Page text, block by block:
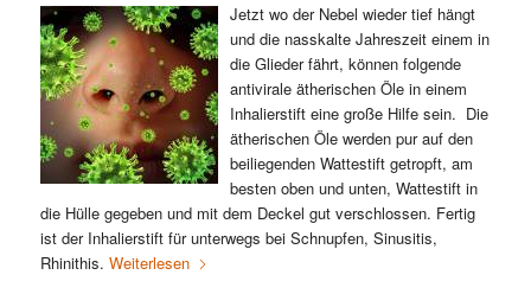
Jetzt wo der Nebel wieder tief hängt
und die nasskalte Jahreszeit einem in
die Glieder fährt, können folgende
antivirale ätherischen Öle in einem
Inhalierstift eine große Hilfe sein. Die
ätherischen Öle werden pur auf den
beiliegenden Wattestift getropft, am
besten oben und unten, Wattestift in
die Hülle gegeben und mit dem Deckel gut verschlossen. Fertig
ist der Inhalierstift für unterwegs bei Schnupfen, Sinusitis,
Rhinithis. Weiterlesen